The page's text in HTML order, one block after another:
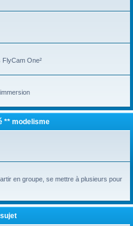
One²
** modelisme
en groupe, se mettre à plusieurs pour